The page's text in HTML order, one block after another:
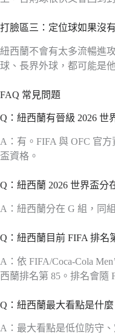
打臉區三：定位球如果沒
紐西蘭不會有太多流暢進
球、長界外球，都可能是
FAQ 常見問題
Q：紐西蘭有晉級 2026 世
A：有。FIFA 與 OFC 官
盃資格。
Q：紐西蘭 2026 世界盃分
A：紐西蘭分在 G 組，同
Q：紐西蘭目前 FIFA 排名
A：依 FIFA/Coca-Cola
西蘭排名第 85。排名會隨
Q：紐西蘭最大看點是什麼
A：最大看點是低位防守